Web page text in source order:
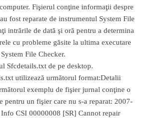
Fişierul conţine informaţii despre
fost reparate de instrumentul System File
intrările de dată şi oră pentru a determina
cu probleme găsite la ultima executare
File Checker.
Sfcdetails.txt de pe desktop.
utilizează următorul format:Detalii
exemplu de fişier jurnal conţine o
pentru un fişier care nu s-a reparat: 2007-
CSI 00000008 [SR] Cannot repair